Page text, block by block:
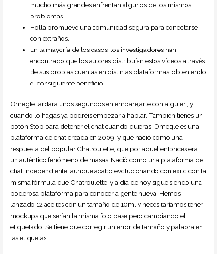
mucho más grandes enfrentan algunos de los mismos
problemas.
Holla promueve una comunidad segura para conectarse
con extraños.
En la mayoría de los casos, los investigadores han
encontrado que los autores distribuían estos vídeos a través
de sus propias cuentas en distintas plataformas, obteniendo
el consiguiente beneficio.
Omegle tardará unos segundos en emparejarte con alguien, y
cuando lo hagas ya podréis empezar a hablar. También tienes un
botón Stop para detener el chat cuando quieras. Omegle es una
plataforma de chat creada en 2009, y que nació como una
respuesta del popular Chatroulette, que por aquel entonces era
un auténtico fenómeno de masas. Nació como una plataforma de
chat independiente, aunque acabó evolucionando con éxito con la
misma fórmula que Chatroulette, y a día de hoy sigue siendo una
poderosa plataforma para conocer a gente nueva. Hemos
lanzado 12 aceites con un tamaño de 10ml y necesitaríamos tener
mockups que serían la misma foto base pero cambiando el
etiquetado. Se tiene que corregir un error de tamaño y palabra en
las etiquetas.